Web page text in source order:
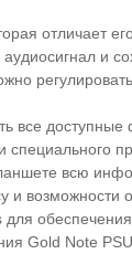
отличает
специального
всю
и
Gold Note